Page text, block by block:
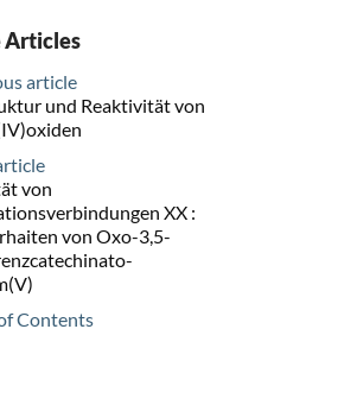
Articles
article
und Reaktivität von
von
XX :
von Oxo-3,5-
Contents